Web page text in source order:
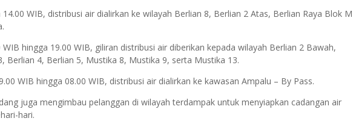
WIB, distribusi air dialirkan ke wilayah Berlian 8, Berlian 2 Atas, Berlian Raya Blok M
hingga 19.00 WIB, giliran distribusi air diberikan kepada wilayah Berlian 2 Bawah,
Berlian 4, Berlian 5, Mustika 8, Mustika 9, serta Mustika 13.
WIB hingga 08.00 WIB, distribusi air dialirkan ke kawasan Ampalu – By Pass.
juga mengimbau pelanggan di wilayah terdampak untuk menyiapkan cadangan air
hari.